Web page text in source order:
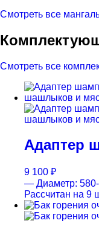
Смотреть все
Смотреть все
Адаптер
9 100 ₽
— Диаметр:
Рассчитан на 9